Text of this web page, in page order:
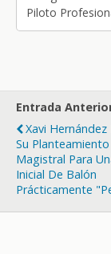
Piloto
Entrada
Xavi Hernández
Su
Magistral Para
Inicial De Balón
Prácticamente